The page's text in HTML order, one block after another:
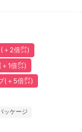
＋2倍㌽)
1倍㌽)
(＋5倍㌽)
ッケージ